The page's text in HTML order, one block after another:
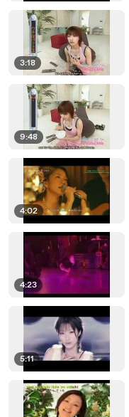
3:18
9:48
4:02
4:23
5:11